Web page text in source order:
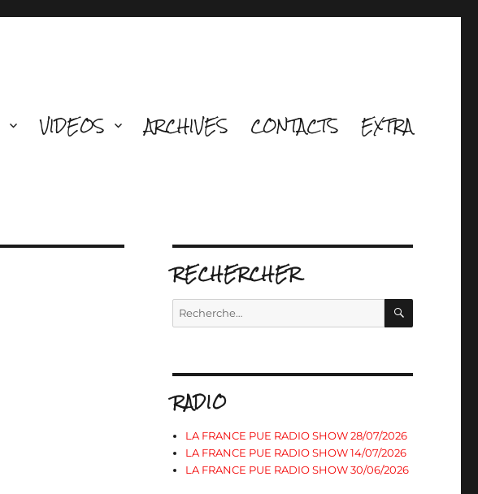
VIDEOS ARCHIVES CONTACTS EXTRA
RECHERCHER
Recherche
RADIO
LA FRANCE PUE RADIO SHOW 28/07/2026
LA FRANCE PUE RADIO SHOW 14/07/2026
LA FRANCE PUE RADIO SHOW 30/06/2026